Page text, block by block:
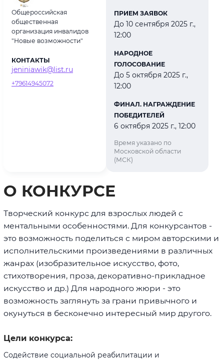
О КОНКУРСЕ
Творческий конкурс для взрослых людей с
ментальными особенностями. Для конкурсантов -
это возможность поделиться с миром авторскими и
исполнительскими произведениями в различных
жанрах (изобразительное искусство, фото,
стихотворения, проза, декоративно-прикладное
искусство и др.) Для народного жюри - это
возможность заглянуть за грани привычного и
окунуться в бесконечно интересный мир другого.
Цели конкурса:
Содействие социальной реабилитации и
Общероссийская
общественная
организация инвалидов
"Новые возможности"
КОНТАКТЫ
jeniniawik@list.ru
+79614945072
ПРИЕМ ЗАЯВОК
До 10 сентября 2025 г.,
12:00
НАРОДНОЕ
ГОЛОСОВАНИЕ
До 5 октября 2025 г.,
12:00
ФИНАЛ. НАГРАЖДЕНИЕ
ПОБЕДИТЕЛЕЙ
6 октября 2025 г., 12:00
Время указано по
Московской области
(МСК)